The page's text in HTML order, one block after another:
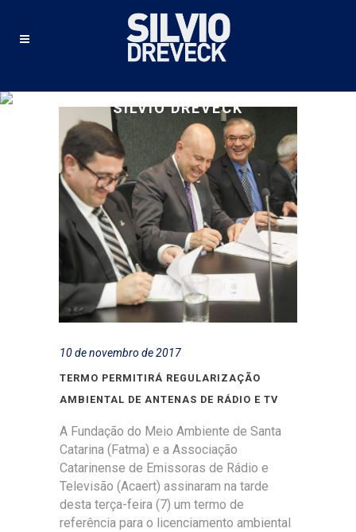
SILVIO DREVECK
10 de novembro de 2017
TERMO PERMITIRÁ REGULARIZAÇÃO
AMBIENTAL DE ANTENAS DE RÁDIO E TV
A Fundação do Meio Ambiente de Santa
Catarina (Fatma) e a Associação
Catarinense de Emissoras de Rádio e
Televisão (Acaert) assinaram na tarde
desta terça-feira (7) um termo de
referência para o licenciamento ambiental